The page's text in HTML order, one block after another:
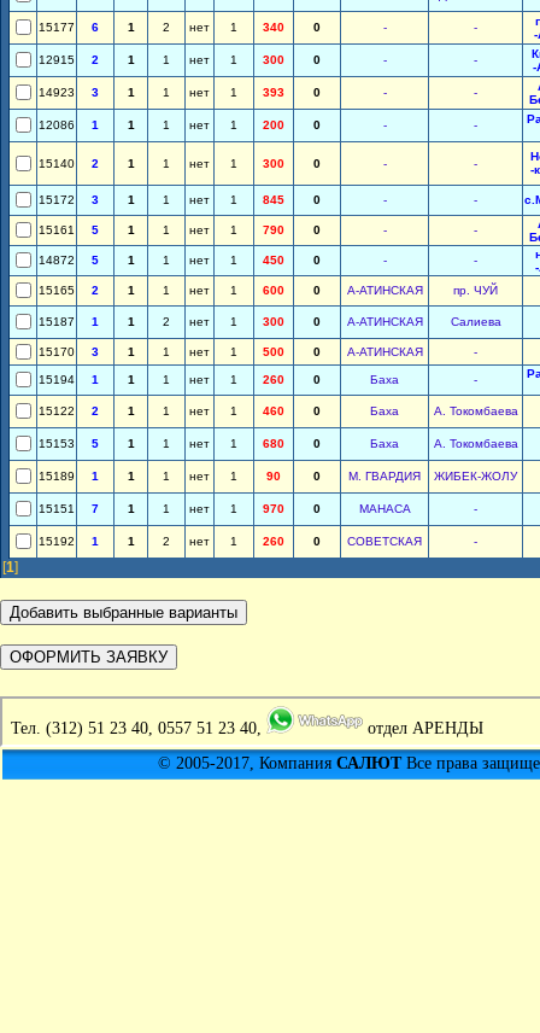
15177 6 1 2 нет 1 340 0 - -
12915
2 1 1 нет 1 300 0 - -
-
14923
3 1 1 нет 1 393 0 - -
12086
1 1 1 нет 1 200 0 - -
15140 2 1 1 нет 1 300 0 - -
-
15172 3 1 1 нет 1 845 0 - -
15161 5 1 1 нет 1 790 0 - -
14872
5 1 1 нет 1 450 0 - -
15165
2 1 1 нет 1 600 0 А-АТИНСКАЯ пр. ЧУЙ
15187 1 1 2 нет 1 300 0 А-АТИНСКАЯ Салиева
15170 3 1 1 нет 1 500 0 А-АТИНСКАЯ -
15194 1 1 1 нет 1 260 0 Баха -
15122 2 1 1 нет 1 460 0 Баха А. Токомбаева
15153 5 1 1 нет 1 680 0 Баха А. Токомбаева
15189 1 1 1 нет 1 90 0 М. ГВАРДИЯ ЖИБЕК-ЖОЛУ
15151 7 1 1 нет 1 970 0 МАНАСА -
15192 1 1 2 нет 1 260 0 СОВЕТСКАЯ -
[1]
Тел. (312) 51 23 40, 0557 51 23 40,
отдел АРЕНДЫ
© 2005-2017, Компания САЛЮТВсе права